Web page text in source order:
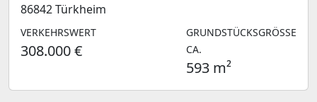
86842 Türkheim
VERKEHRSWERT
308.000 €
GRUNDSTÜCKSGRÖSSE C
A.
593 m²